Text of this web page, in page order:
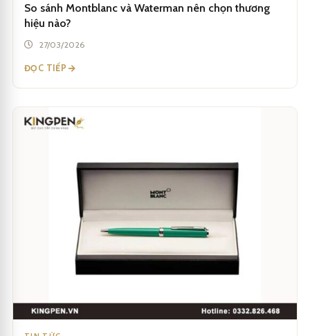
So sánh Montblanc và Waterman nên chọn thương
hiệu nào?
27/03/2026
ĐỌC TIẾP